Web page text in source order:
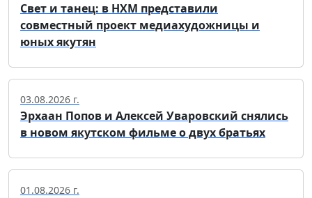
Свет и танец: в НХМ представили
совместный проект медиахудожницы и
юных якутян
03.08.2026 г.
Эрхаан Попов и Алексей Уваровский снялись
в новом якутском фильме о двух братьях
01.08.2026 г.